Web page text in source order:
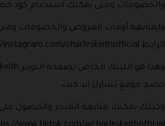
والخصومات ومتى يمكنك استخدام كود
ولمتابعة أوقات العروض والخصومات
الرابط https://instagram.com/charleskeithofficial/.
خصم موقع تشارلز اند كيث.
وكذلك يمكنك متابعة المتجر والحصول